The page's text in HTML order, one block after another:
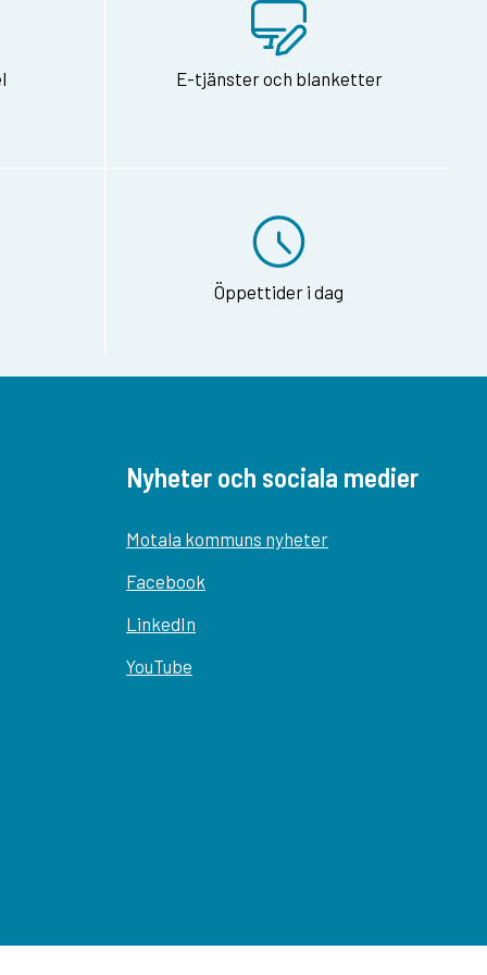
E-tjänster och blanketter
Öppettider i dag
Nyheter och sociala medier
Motala kommuns nyheter
Facebook
LinkedIn
YouTube